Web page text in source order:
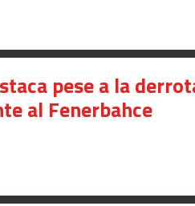
pese a la
al Fenerbahce